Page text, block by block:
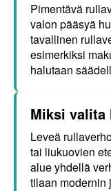
Pimentävä
valon pääsyä
tavallinen
esimerkiksi
halutaan
Miksi valita
Leveä
tai liukuovien
alue yhdellä
tilaan modernin